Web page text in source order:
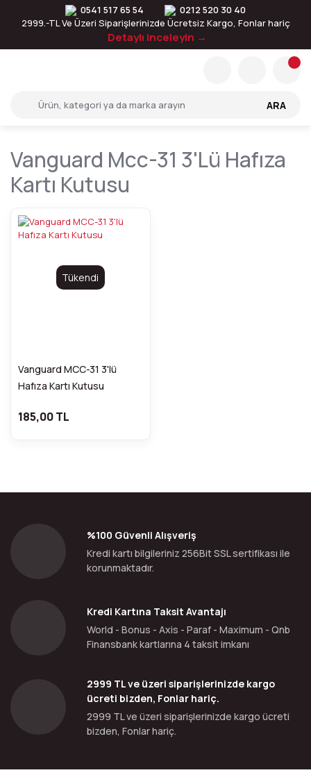
0541 517 65 54
0212 520 30 40
2999.-TL Ve Üzeri Siparişlerinizde Ücretsiz Kargo, Fonlar hariç
Detaylı inceleyin →
ARA
Vanguard Mcc-31 3'lü Hafıza
Kartı Kutusu
Tükendi
Vanguard MCC-31 3'lü
Hafıza Kartı Kutusu
185,00 TL
%100 Güvenli Alışveriş
Kredi kartı bilgileriniz 256Bit SSL sertifikası ile
korunmaktadır.
Kredi Kartına Taksit Avantajı
World - Bonus - Axis - Paraf - Maximum - Qnb
Finansbank kartlarına 4 taksit imkanı
2999 TL ve üzeri siparişlerinizde kargo
ücreti bizden, Fonlar hariç.
2999 TL ve üzeri siparişlerinizde kargo ücreti
bizden, Fonlar hariç.